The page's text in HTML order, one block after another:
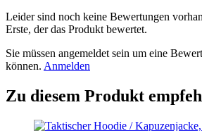
Leider sind noch keine Bewertungen
Erste, der das Produkt bewertet.
Sie müssen angemeldet sein um eine
können. Anmelden
Zu diesem Produkt